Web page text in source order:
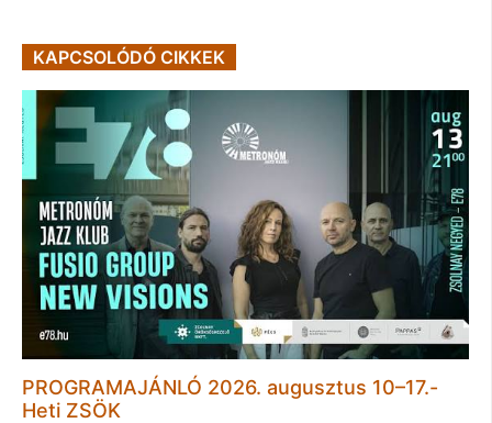
KAPCSOLÓDÓ CIKKEK
PROGRAMAJÁNLÓ 2026. augusztus 10–17.-
Heti ZSÖK